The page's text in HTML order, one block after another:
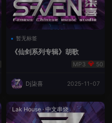
暂无标签
《仙剑系列专辑》胡歌
50
Dj柒喜 2025-11-07
Lak House·中文串烧